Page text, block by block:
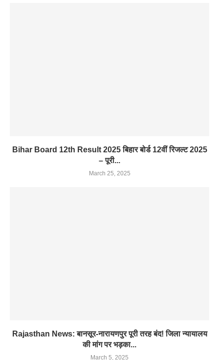
Bihar Board 12th Result 2025 बिहार बोर्ड 12वीं रिजल्ट 2025
– पूरी...
March 25, 2025
Rajasthan News: बानसूर-नारायणपुर पूरी तरह बंद! जिला न्यायालय
की मांग पर भड़का...
March 5, 2025